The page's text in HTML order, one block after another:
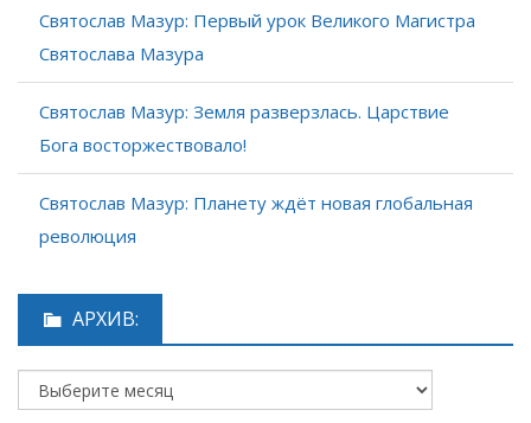
Святослав Мазур: Первый урок Великого Магистра
Святослава Мазура
Святослав Мазур: Земля разверзлась. Царствие
Бога восторжествовало!
Святослав Мазур: Планету ждёт новая глобальная
революция
АРХИВ: